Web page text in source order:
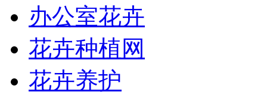
办公室花卉
花卉种植网
花卉养护